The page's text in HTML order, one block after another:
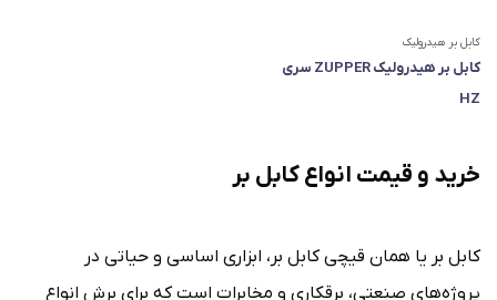
کابل بر هیدرولیک
کابل بر هیدرولیک ZUPPER سری
HZ
خرید و قیمت انواع کابل بر
کابل بر یا همان قیچی کابل بر، ابزاری اساسی و حیاتی در
پروژه‌های صنعتی، برقکاری و مخابرات است که برای برش انواع